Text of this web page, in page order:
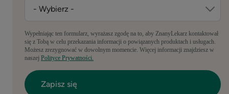
Wypełniając ten formularz, wyrażasz zgodę na to, aby ZnanyLekarz kontaktował
się z Tobą w celu przekazania informacji o powiązanych produktach i usługach.
Możesz zrezygnować w dowolnym momencie. Więcej informacji znajdziesz w
naszej Polityce Prywatności.